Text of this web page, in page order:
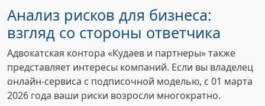
Анализ рисков для бизнеса:
взгляд со стороны ответчика
Адвокатская контора «Кудаев и партнеры» также
представляет интересы компаний. Если вы владелец
онлайн-сервиса с подписочной моделью, с 01 марта
2026 года ваши риски возросли многократно.